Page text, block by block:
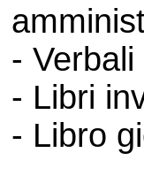
-
- Libri
- Libro